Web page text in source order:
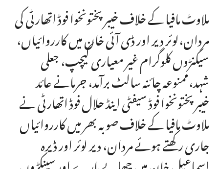
ملاوٹ مافیا کے خلاف خیبر پختونخوا فوڈ اتھارٹی کی
مردان،لوئر دیر اور ڈی آئی خان میں کارروائیاں،
سیکنڑوں کلوگرام غیر معیاری کیچپ، جعلی
شہد،ممنوعہ چائنہ سالٹ برآمد، جرمانے عائد
خیبر پختونخوا فوڈ سیفٹی اینڈ حلال فوڈ اتھارٹی نے
ملاوٹ مافیا کے خلاف صوبہ بھر میں کارروائیاں
جاری رکھتے ہوئے مردان، دیر لوئر اور ڈیرہ